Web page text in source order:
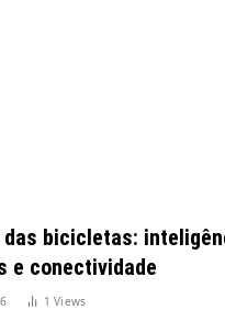
das bicicletas:
e conectividade
1Views